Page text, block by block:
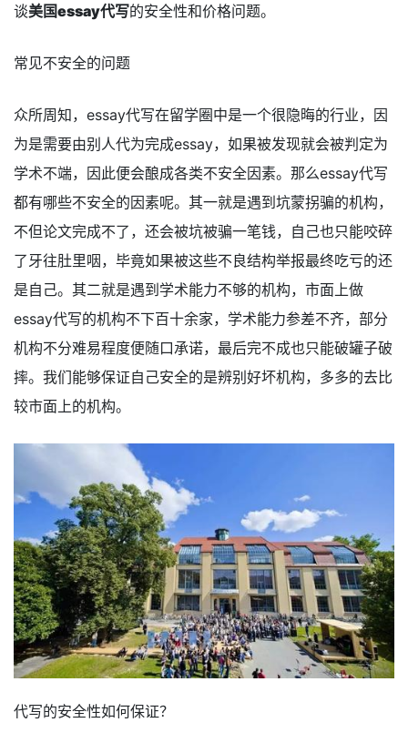
谈美国essay代写的安全性和价格问题。
常见不安全的问题
众所周知，essay代写在留学圈中是一个很隐晦的行业，因
为是需要由别人代为完成essay，如果被发现就会被判定为
学术不端，因此便会酿成各类不安全因素。那么essay代写
都有哪些不安全的因素呢。其一就是遇到坑蒙拐骗的机构，
不但论文完成不了，还会被坑被骗一笔钱，自己也只能咬碎
了牙往肚里咽，毕竟如果被这些不良结构举报最终吃亏的还
是自己。其二就是遇到学术能力不够的机构，市面上做
essay代写的机构不下百十余家，学术能力参差不齐，部分
机构不分难易程度便随口承诺，最后完不成也只能破罐子破
摔。我们能够保证自己安全的是辨别好坏机构，多多的去比
较市面上的机构。
代写的安全性如何保证？